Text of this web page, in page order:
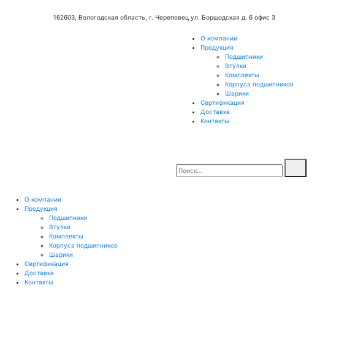
162603, Вологодская область, г. Череповец ул. Боршодская д. 6 офис 3
О компании
Продукция
Подшипники
Втулки
Комплекты
Корпуса подшипников
Шарики
Сертификация
Доставка
Контакты
О компании
Продукция
Подшипники
Втулки
Комплекты
Корпуса подшипников
Шарики
Сертификация
Доставка
Контакты